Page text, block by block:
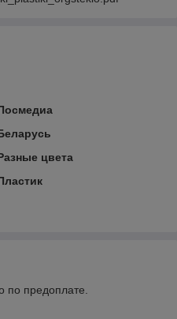
цвета
по предоплате.